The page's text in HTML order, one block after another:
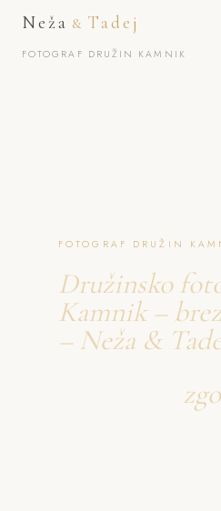
Neža & Tadej
FOTOGRAF DRUŽIN KAMNIK
FOTOGRAF DRUŽIN
Družinsko
Kamnik –
– Neža &
o